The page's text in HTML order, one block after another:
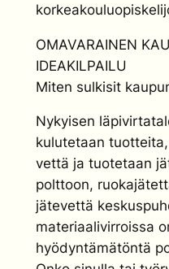
OMAVARAINEN
IDEAKILPAILU
Miten sulkisit
Nykyisen
kulutetaan
vettä ja tuotetaan
polttoon,
jätevettä
materiaalivirroissa
hyödyntämätöntä